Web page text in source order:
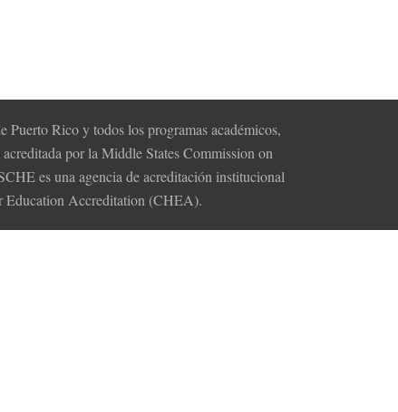
Puerto Rico y todos los programas académicos,
por la Middle States Commission on
es una agencia de acreditación institucional
Education Accreditation (CHEA).